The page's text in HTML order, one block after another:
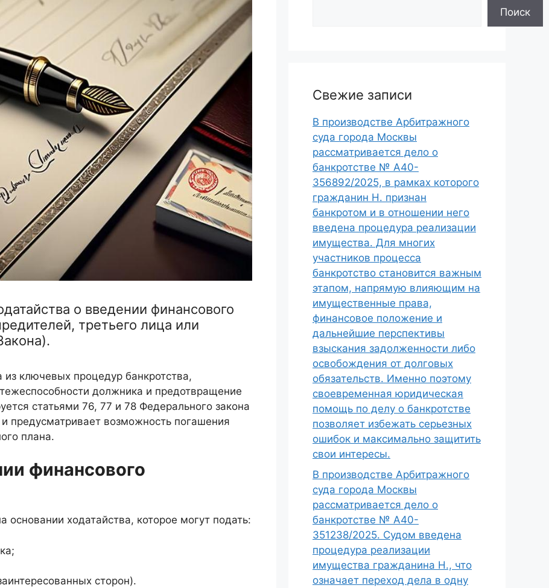
о введении финансового
третьего лица или
ключевых процедур банкротства,
должника и предотвращение
статьями 76, 77 и 78 Федерального закона
предусматривает возможность погашения
плана.
финансового
основании ходатайства, которое могут подать:
сторон).
Поиск
Свежие записи
В производстве Арбитражного
суда города Москвы
рассматривается дело о
банкротстве № А40-
356892/2025, в рамках которого
гражданин Н. признан
банкротом и в отношении него
введена процедура реализации
имущества. Для многих
участников процесса
банкротство становится важным
этапом, напрямую влияющим на
имущественные права,
финансовое положение и
дальнейшие перспективы
взыскания задолженности либо
освобождения от долговых
обязательств. Именно поэтому
своевременная юридическая
помощь по делу о банкротстве
позволяет избежать серьезных
ошибок и максимально защитить
свои интересы.
В производстве Арбитражного
суда города Москвы
рассматривается дело о
банкротстве № А40-
351238/2025. Судом введена
процедура реализации
имущества гражданина Н., что
означает переход дела в одну